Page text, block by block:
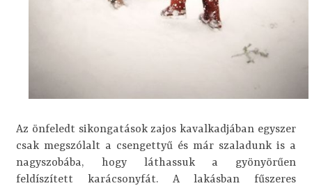
Az önfeledt sikongatások zajos kavalkadjában egyszer
csak megszólalt a csengettyű és már szaladunk is a
nagyszobába, hogy láthassuk a gyönyörűen
feldíszített karácsonyfát. A lakásban fűszeres